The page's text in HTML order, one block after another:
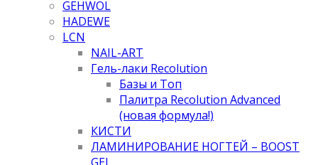
GEHWOL
HADEWE
LCN
NAIL-ART
Гель-лаки Recolution
Базы и Топ
Палитра Recolution Advanced
(новая формула!)
КИСТИ
ЛАМИНИРОВАНИЕ НОГТЕЙ – BOOST